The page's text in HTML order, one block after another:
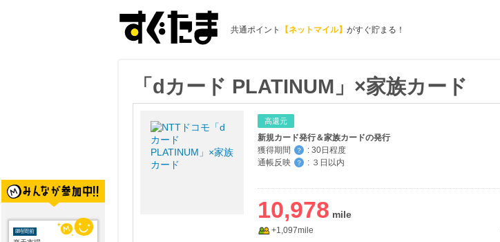
共通ポイント 【ネットマイル】 がすぐ貯まる！
8時間前
2.0%mile
にお申し込みがありました
「dカード PLATINUM」×家族カード
高還元
新規カード発行＆家族カードの発行
獲得期間
？ : 30日程度
通帳反映
？ : ３日以内
10,978
+1,097mile